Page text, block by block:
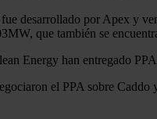
desarrollado por Apex y
que también se
Energy han entregado
el PPA sobre